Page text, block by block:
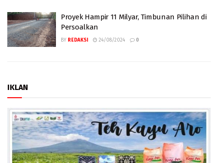
Proyek Hampir 11 Milyar, Timbunan Pilihan di
Persoalkan
BY REDAKSI 24/08/2024 0
IKLAN